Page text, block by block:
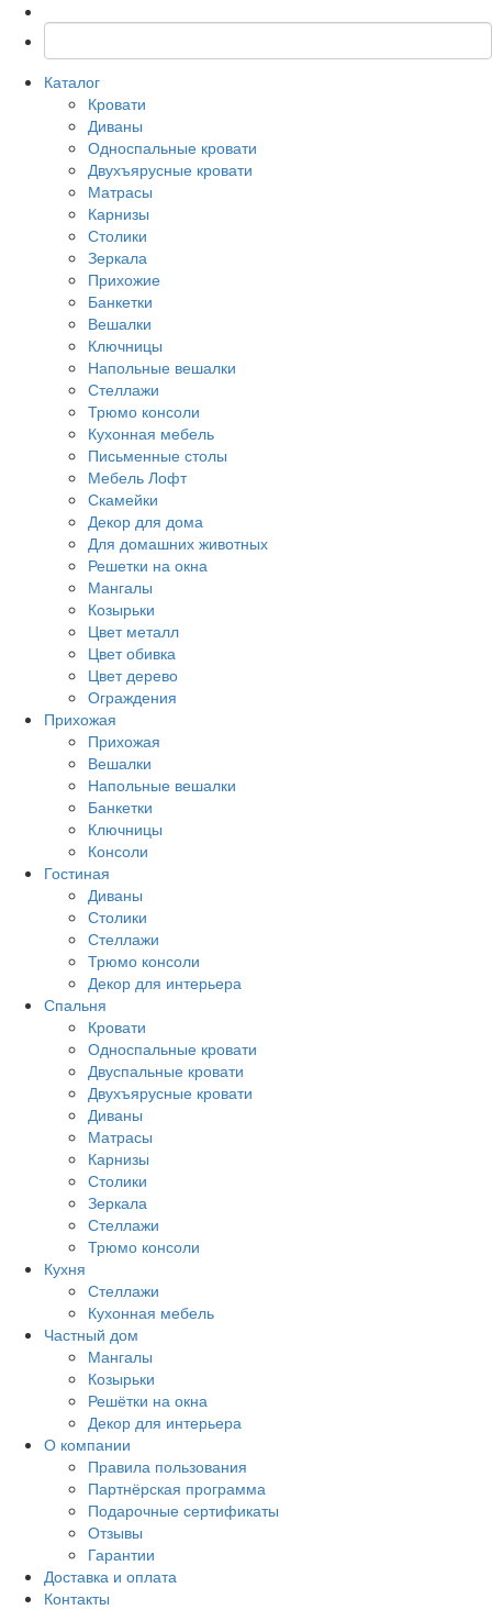
Каталог
Кровати
Диваны
Односпальные кровати
Двухъярусные кровати
Матрасы
Карнизы
Столики
Зеркала
Прихожие
Банкетки
Вешалки
Ключницы
Напольные вешалки
Стеллажи
Трюмо консоли
Кухонная мебель
Письменные столы
Мебель Лофт
Скамейки
Декор для дома
Для домашних животных
Решетки на окна
Мангалы
Козырьки
Цвет металл
Цвет обивка
Цвет дерево
Ограждения
Прихожая
Прихожая
Вешалки
Напольные вешалки
Банкетки
Ключницы
Консоли
Гостиная
Диваны
Столики
Стеллажи
Трюмо консоли
Декор для интерьера
Спальня
Кровати
Односпальные кровати
Двуспальные кровати
Двухъярусные кровати
Диваны
Матрасы
Карнизы
Столики
Зеркала
Стеллажи
Трюмо консоли
Кухня
Стеллажи
Кухонная мебель
Частный дом
Мангалы
Козырьки
Решётки на окна
Декор для интерьера
О компании
Правила пользования
Партнёрская программа
Подарочные сертификаты
Отзывы
Гарантии
Доставка и оплата
Контакты